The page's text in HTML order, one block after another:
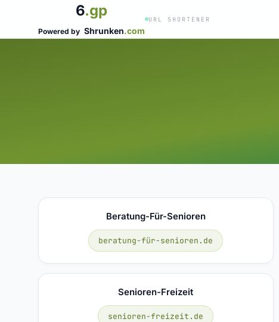
6.gp
Powered by Shrunken.com
URL SHORTENER
Beratung-Für-Senioren
beratung-für-senioren.de
Senioren-Freizeit
senioren-freizeit.de